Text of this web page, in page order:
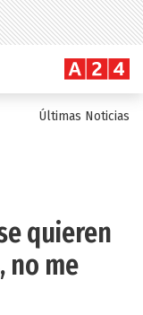
Últimas Noticias
quieren
no me